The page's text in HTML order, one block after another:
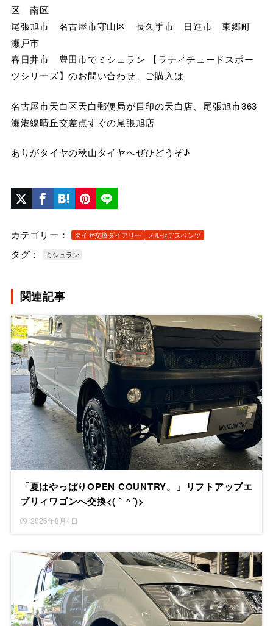
区 南区
尾張旭市 名古屋市守山区 長久手市 日進市 東郷町
瀬戸市
春日井市 豊田市でミシュラン 【ラティチュードスポー
ツシリーズ】のお問い合わせ、ご購入は
名古屋市天白区天白郵便局が目印の天白店、尾張旭市363
瀬港線晴丘交差点すぐの尾張旭店
ありがタイヤの秋山タイヤへぜひどうぞ♪
カテゴリー： タイヤ交換ダイアリー メルセデスベンツ
タグ： ミシュラン
関連記事
「夏はやっぱりOPEN COUNTRY。」リフトアップエ
ブリィワゴンへ交換<(｀^´)>
2026年8月4日